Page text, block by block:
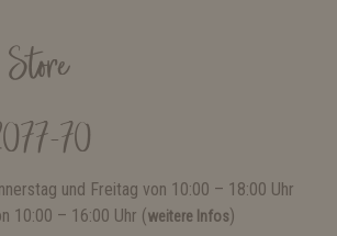
70
und Freitag von 10:00 – 18:00 Uhr
10:00 – 16:00 Uhr (weitere Infos)